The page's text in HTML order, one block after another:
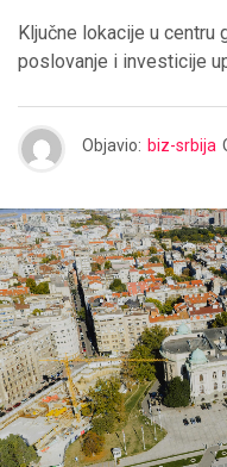
Ključne lokacije u centru
poslovanje i investicije
Objavio: biz-srbija